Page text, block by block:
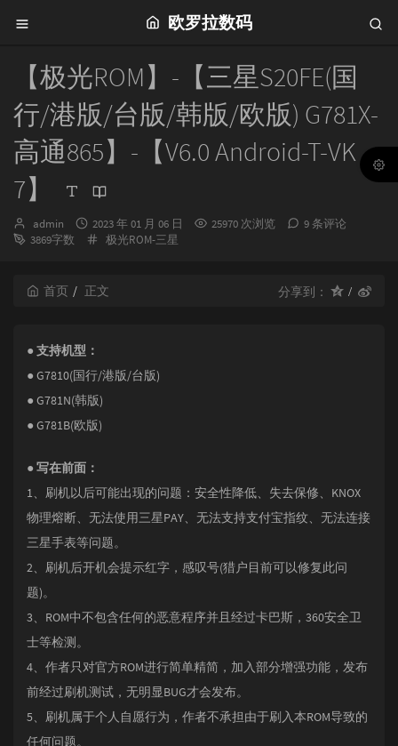
欧罗拉数码
【极光ROM】-【三星S20FE(国
行/港版/台版/韩版/欧版) G781X-
高通865】-【V6.0 Android-T-VK
7】
博
主：
admin
发
布
2023 年 01 月 06 日 25970 次浏览
9 条评论
3869字数
分
极光ROM-三星
首页 正文 分享到：
● 支持机型：
● G7810(国行/港版/台版)
● G781N(韩版)
● G781B(欧版)​
● 写在前面：
1、刷机以后可能出现的问题：安全性降低、失去保修、KNOX
物理熔断、无法使用三星PAY、无法支持支付宝指纹、无法连接
三星手表等问题。
2、刷机后开机会提示红字，感叹号(猎户目前可以修复此问
题)。
3、ROM中不包含任何的恶意程序并且经过卡巴斯，360安全卫
士等检测。
4、作者只对官方ROM进行简单精简，加入部分增强功能，发布
前经过刷机测试，无明显BUG才会发布。
5、刷机属于个人自愿行为，作者不承担由于刷入本ROM导致的
任何问题。